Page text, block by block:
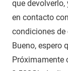
que
en contacto
condiciones de
Bueno, espero
Próximamente